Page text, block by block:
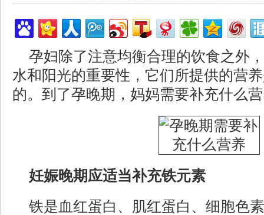
孕妇除了注意均衡合理的饮食之外
水和阳光的重要性，它们所提供的营
的。到了孕晚期，妈妈需要补充什么
妊娠晚期应适当补充铁元素
铁是血红蛋白、肌红蛋白、细胞色